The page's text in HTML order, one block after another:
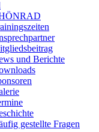
und Berichte
gestellte Fragen